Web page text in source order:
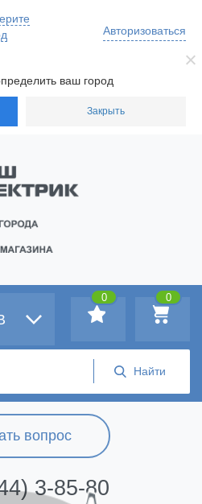
ваш город
Закрыть
Авторизоваться
вопрос
3-85-80
0
0